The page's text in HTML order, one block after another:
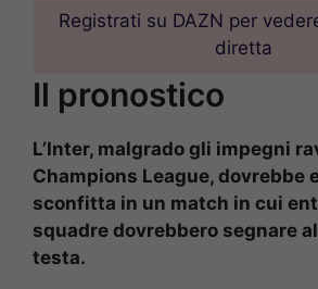
Registrati su DAZN per
diretta
Il pronostico
L’Inter, malgrado gli impegni
Champions League, dovrebbe
sconfitta in un match in cui
squadre dovrebbero segnare
testa.